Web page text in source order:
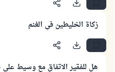
زكاة الخليطين في الغنم
هل للفقير الاتفاق مع وسيط